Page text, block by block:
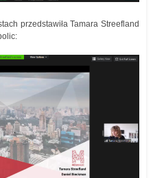
przedstawiła Tamara Streefland